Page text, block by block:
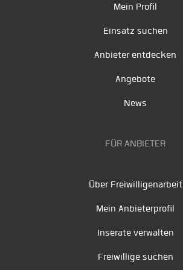
Mein Profil
Einsatz suchen
Anbieter entdecken
Angebote
News
FÜR ANBIETER
Über Freiwilligenarbeit
Mein Anbieterprofil
Inserate verwalten
Freiwillige suchen